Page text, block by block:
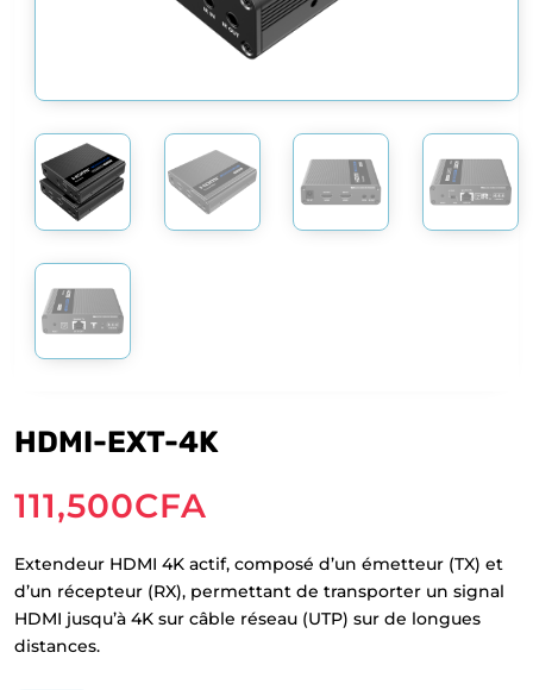
HDMI-EXT-4K
111,500CFA
Extendeur HDMI 4K actif, composé d’un émetteur (TX) et
d’un récepteur (RX), permettant de transporter un signal
HDMI jusqu’à 4K sur câble réseau (UTP) sur de longues
distances.